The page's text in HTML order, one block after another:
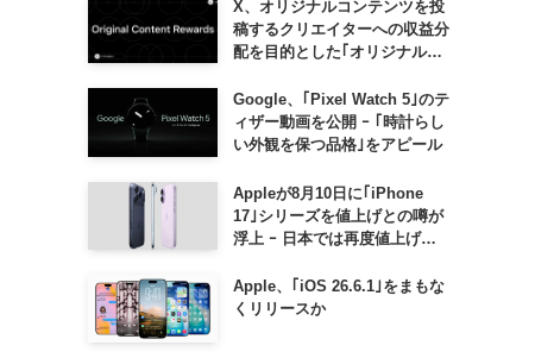
X、オリジナルコンテンツを投
稿するクリエイターへの収益分
配を目的とした｢オリジナルコ
入へ ｰ 従来の｢収益分配｣は廃
止
Google、｢Pixel Watch 5｣のテ
ィザー動画を公開 ｰ ｢時計らし
い外観を保つ品格｣をアピール
Appleが8月10日に｢iPhone
17｣シリーズを値上げとの噂が
浮上 ｰ 日本では再度値上げの
Apple、｢iOS 26.6.1｣をまもな
くリリースか